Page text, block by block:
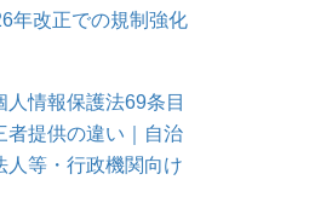
年改正での規制強化
人情報保護法69条目
者提供の違い｜自治
人等・行政機関向け